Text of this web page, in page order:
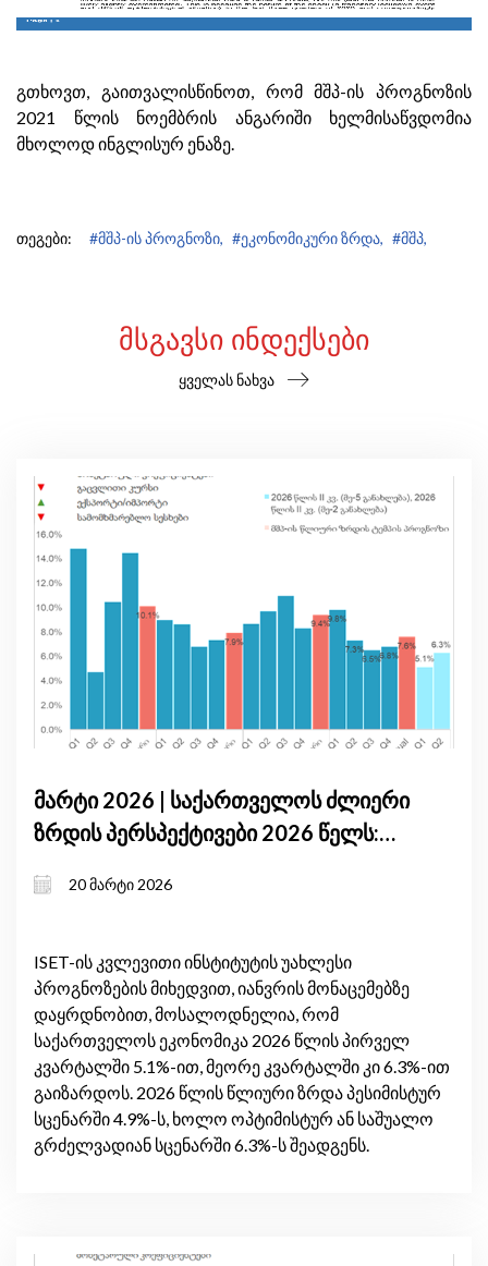
გთხოვთ, გაითვალისწინოთ, რომ მშპ-ის პროგნოზის
2021 წლის ნოემბრის ანგარიში ხელმისაწვდომია
მხოლოდ ინგლისურ ენაზე.
თეგები: #მშპ-ის პროგნოზი, #ეკონომიკური ზრდა, #მშპ,
ᲛᲡᲒᲐᲕᲡᲘ ᲘᲜᲓᲔᲥᲡᲔᲑᲘ
ყველას ნახვა
მარტი 2026 | საქართველოს ძლიერი
ზრდის პერსპექტივები 2026 წელს:
გაუმჯობესებული სავაჭრო ბალანსი
20 მარტი 2026
ISET-ის კვლევითი ინსტიტუტის უახლესი
პროგნოზების მიხედვით, იანვრის მონაცემებზე
დაყრდნობით, მოსალოდნელია, რომ
საქართველოს ეკონომიკა 2026 წლის პირველ
კვარტალში 5.1%-ით, მეორე კვარტალში კი 6.3%-ით
გაიზარდოს. 2026 წლის წლიური ზრდა პესიმისტურ
სცენარში 4.9%-ს, ხოლო ოპტიმისტურ ან საშუალო
გრძელვადიან სცენარში 6.3%-ს შეადგენს.